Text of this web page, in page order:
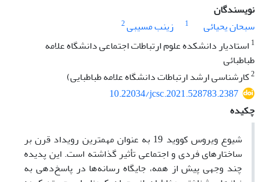
نویسندگان
سبحان یحیائی
1 زینب مسیبی2
1 استادیار دانشکده علوم ارتباطات اجتماعی دانشگاه علامه
طباطبائی
2کارشناسی ارشد ارتباطات دانشگاه علامه طباطبایی)
10.22034/jcsc.2021.528783.2387
چکیده
شیوع ویروس کووید 19 به عنوان مهمترین رویداد قرن بر
ساختارهای فردی و اجتماعی تأثیر گذاشته است. این پدیده
چند وجهی پیش از همه، جایگاه رسانه‌ها در پاسخ‌دهی به